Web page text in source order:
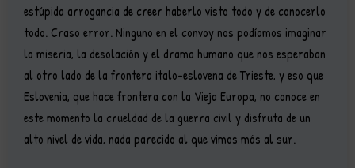
estúpida arrogancia de creer haberlo visto todo y de conocerlo
todo. Craso error. Ninguno en el convoy nos podíamos imaginar
la miseria, la desolación y el drama humano que nos esperaban
al otro lado de la frontera italo-eslovena de Trieste, y eso que
Eslovenia, que hace frontera con la Vieja Europa, no conoce en
este momento la crueldad de la guerra civil y disfruta de un
alto nivel de vida, nada parecido al que vimos más al sur.